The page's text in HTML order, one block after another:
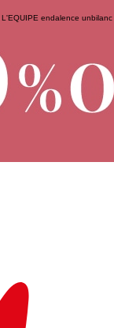
L'EQUIPE endalence unbilanc